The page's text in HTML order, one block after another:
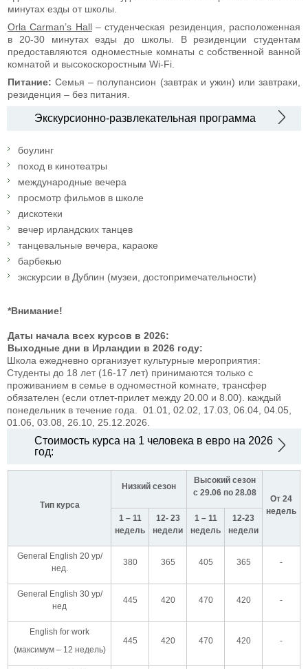
минутах езды от школы.
Orla Carman’s Hall– студенческая резиденция, расположенная
в 20-30 минутах езды до школы. В резиденции студентам
предоставляются одноместные комнаты с собственной ванной
комнатой и высокоскоростным Wi-Fi.
Питание:Семья – полупансион (завтрак и ужин) или завтраки,
резиденция – без питания.
Экскурсионно-развлекательная программа
боулинг
поход в кинотеатры
международные вечера
просмотр фильмов в школе
дискотеки
вечер ирландских танцев
танцевальные вечера, караоке
барбекью
экскурсии в Дублин (музеи, достопримечательности)
*Внимание!
Даты начала всех курсов в 2026:
Выходные дни в Ирландии в 2026 году:
Школа ежедневно организует культурные мероприятия:
Студенты до 18 лет (16-17 лет) принимаются только с
проживанием в семье в одноместной комнате, трансфер
обязателен (если отлет-прилет между 20.00 и 8.00). каждый
понедельник в течение года.
01.01, 02.02, 17.03, 06.04, 04.05,
01.06, 03.08, 26.10, 25.12.2026.
Стоимость курса на 1 человека в евро на 2026
год:
Тип курса
Низкий сезон
Высокий сезон
с 29.06 по 28.08
От 24
недель
1 – 11
недель
12- 23
недели
1 – 11
недель
12-23
недели
General English 20 ур/
нед.
380 365 405 365 -
General English 30 ур/
нед
445 420 470 420 -
English for work
(максимум – 12 недель)
445 420 470 420 -